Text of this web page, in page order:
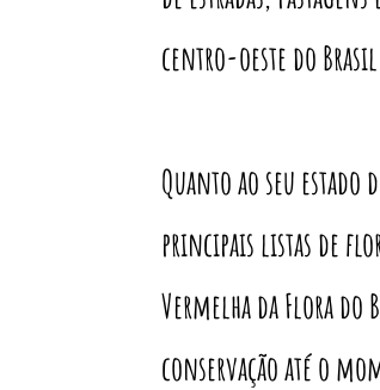
centro-oeste do
Quanto ao seu estado
principais listas de
Vermelha da Flora do
conservação até o